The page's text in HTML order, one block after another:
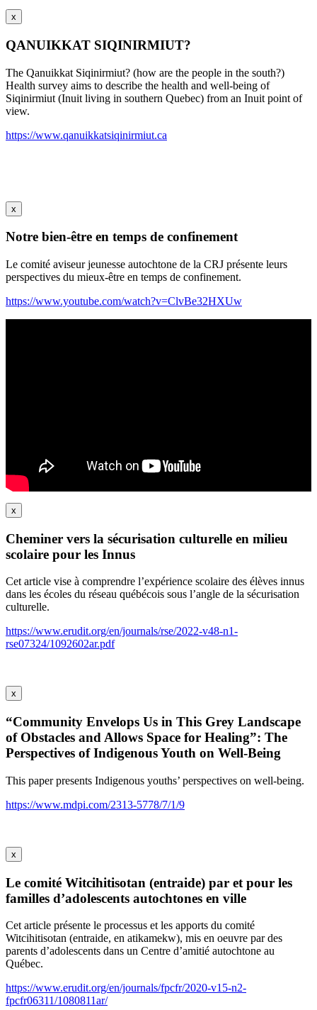
x
QANUIKKAT SIQINIRMIUT?
The Qanuikkat Siqinirmiut? (how are the people in the south?)
Health survey aims to describe the health and well-being of
Siqinirmiut (Inuit living in southern Quebec) from an Inuit point of
view.
https://www.qanuikkatsiqinirmiut.ca
x
Notre bien-être en temps de confinement
Le comité aviseur jeunesse autochtone de la CRJ présente leurs
perspectives du mieux-être en temps de confinement.
https://www.youtube.com/watch?v=ClvBe32HXUw
x
Cheminer vers la sécurisation culturelle en milieu
scolaire pour les Innus
Cet article vise à comprendre l’expérience scolaire des élèves innus
dans les écoles du réseau québécois sous l’angle de la sécurisation
culturelle.
https://www.erudit.org/en/journals/rse/2022-v48-n1-
rse07324/1092602ar.pdf
x
“Community Envelops Us in This Grey Landscape
of Obstacles and Allows Space for Healing”: The
Perspectives of Indigenous Youth on Well-Being
This paper presents Indigenous youths’ perspectives on well-being.
https://www.mdpi.com/2313-5778/7/1/9
x
Le comité Witcihitisotan (entraide) par et pour les
familles d’adolescents autochtones en ville
Cet article présente le processus et les apports du comité
Witcihitisotan (entraide, en atikamekw), mis en oeuvre par des
parents d’adolescents dans un Centre d’amitié autochtone au
Québec.
https://www.erudit.org/en/journals/fpcfr/2020-v15-n2-
fpcfr06311/1080811ar/